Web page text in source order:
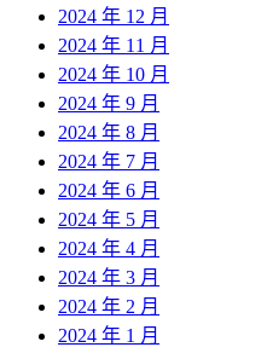
2024 年 12 月
2024 年 11 月
2024 年 10 月
2024 年 9 月
2024 年 8 月
2024 年 7 月
2024 年 6 月
2024 年 5 月
2024 年 4 月
2024 年 3 月
2024 年 2 月
2024 年 1 月